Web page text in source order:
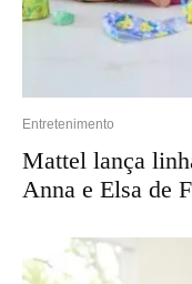
Entretenimento
Mattel lança
Anna e Elsa de